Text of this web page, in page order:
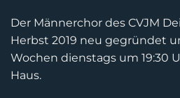
Der Männerchor des CVJM
Herbst 2019 neu gegründet
Wochen dienstags um 19:30
Haus.